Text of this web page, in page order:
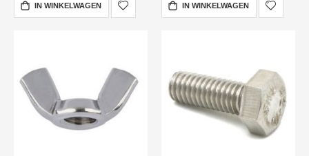
IN WINKELWAGEN IN WINKELWAGEN